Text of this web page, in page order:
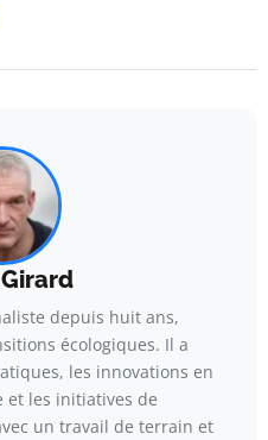
depuis huit ans,
écologiques. Il a
les innovations en
et les initiatives de
un travail de terrain et